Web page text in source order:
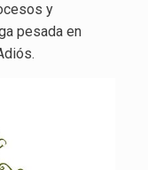
y
pesada en